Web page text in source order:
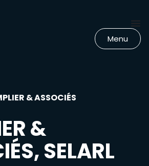
Menu
& ASSOCIÉS
&
SELARL